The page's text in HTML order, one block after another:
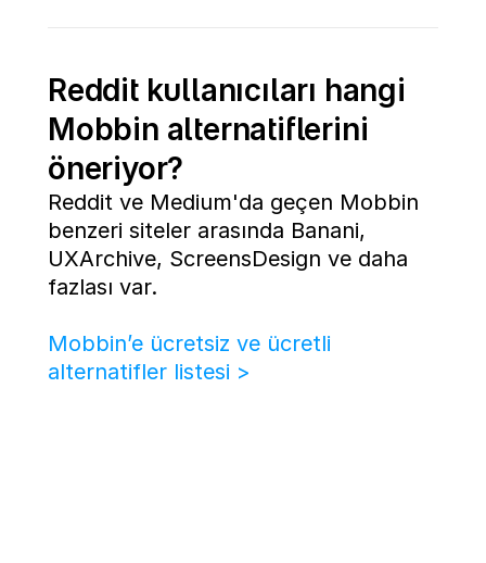
Reddit kullanıcıları hangi
Mobbin alternatiflerini
öneriyor?
Reddit ve Medium'da geçen Mobbin
benzeri siteler arasında Banani,
UXArchive, ScreensDesign ve daha
fazlası var.
Mobbin’e ücretsiz ve ücretli
alternatifler listesi >